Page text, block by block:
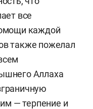
все
каждой
также пожелал
Аллаха
— терпение и